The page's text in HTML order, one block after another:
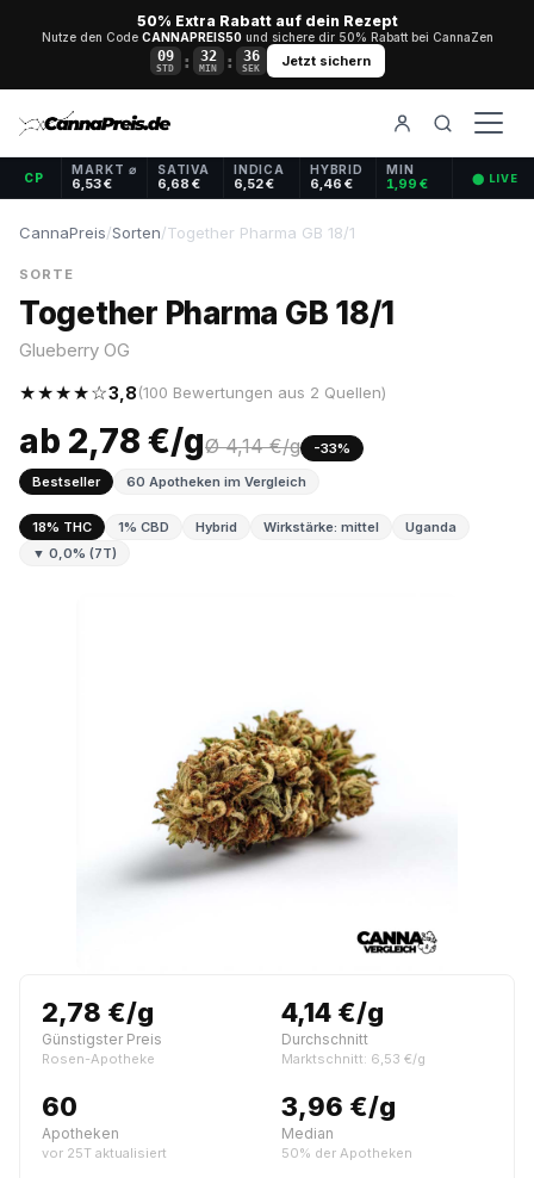
50% Extra Rabatt auf dein Rezept
Nutze den Code CANNAPREIS50und sichere dir 50% Rabatt bei CannaZen
09
STD : 32
MIN : 36
SEK Jetzt sichern
CP
MARKT ⌀
6,53 €
SATIVA
6,68 €
INDICA
6,52 €
HYBRID
6,46 €
MIN
1,99 € ⬤ LIVE
CannaPreis/Sorten/Together Pharma GB 18/1
SORTE
Together Pharma GB 18/1
Glueberry OG
★★★★☆3,8(100 Bewertungen aus 2 Quellen)
ab 2,78 €/gØ 4,14 €/g
-33%
Bestseller
60 Apotheken im Vergleich
18% THC 1% CBD Hybrid Wirkstärke: mittel
Uganda
▼ 0,0% (7T)
2,78 €/g
Günstigster Preis
Rosen-Apotheke
4,14 €/g
Durchschnitt
Marktschnitt: 6,53 €/g
60
Apotheken
vor 25T aktualisiert
3,96 €/g
Median
50% der Apotheken